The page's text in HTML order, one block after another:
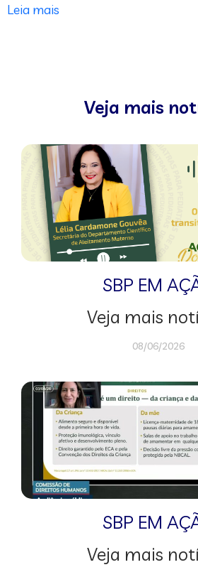
Leia mais
Veja mais
SBP EM
Veja mais
08/06/2026
SBP EM
Veja mais